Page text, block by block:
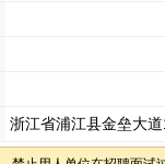
浙江省浦江县金垒大